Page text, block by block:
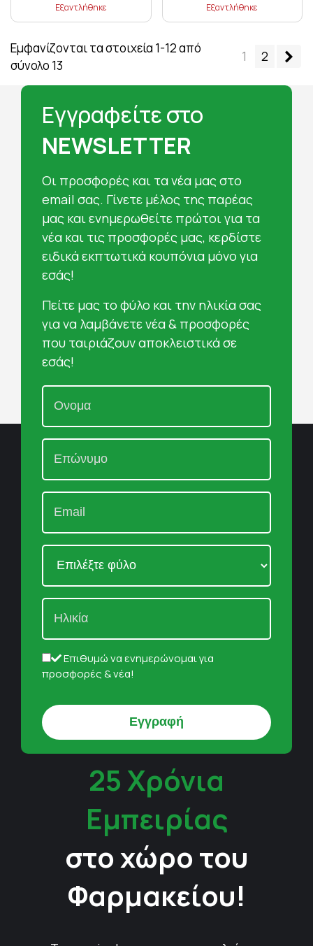
Εξαντλήθηκε Εξαντλήθηκε
Εμφανίζονται τα στοιχεία 1-12 από
σύνολο 13
1 2
Εγγραφείτε στο
NEWSLETTER
Oι προσφορές και τα νέα μας στο
email σας. Γίνετε μέλος της παρέας
μας και ενημερωθείτε πρώτοι για τα
νέα και τις προσφορές μας, κερδίστε
ειδικά εκπτωτικά κουπόνια μόνο για
εσάς!
Πείτε μας το φύλο και την ηλικία σας
για να λαμβάνετε νέα & προσφορές
που ταιριάζουν αποκλειστικά σε
εσάς!
Επιθυμώ να ενημερώνομαι για
προσφορές & νέα!
25 Χρόνια
Εμπειρίας
στο χώρο του
Φαρμακείου!